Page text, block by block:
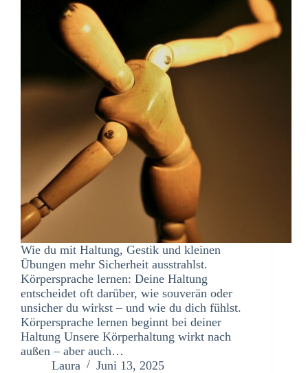
Wie du mit Haltung, Gestik und kleinen
Übungen mehr Sicherheit ausstrahlst.
Körpersprache lernen: Deine Haltung
entscheidet oft darüber, wie souverän oder
unsicher du wirkst – und wie du dich fühlst.
Körpersprache lernen beginnt bei deiner
Haltung Unsere Körperhaltung wirkt nach
außen – aber auch…
Laura
Juni 13, 2025